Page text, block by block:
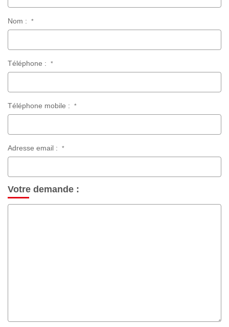
Nom : *
Téléphone : *
Téléphone mobile : *
Adresse email : *
Votre demande :